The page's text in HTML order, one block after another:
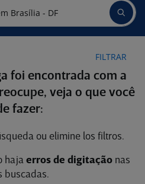
FILTRAR
foi encontrada com a
veja o que você
fazer:
ou elimine los filtros.
haja erros de digitação nas
buscadas.